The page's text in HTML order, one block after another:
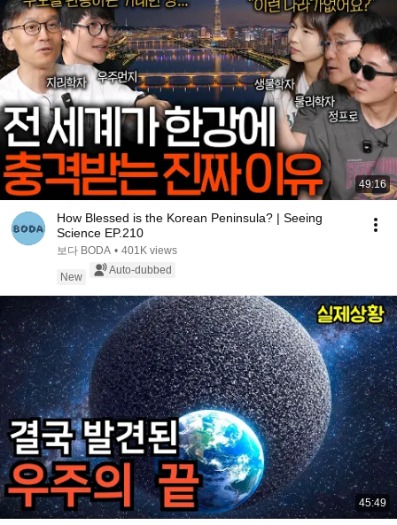
49:16
How Blessed is the Korean Peninsula? | Seeing
Science EP.210
보다 BODA • 401K views
New
Auto-dubbed
45:49